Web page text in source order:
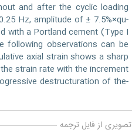
and after the cyclic loading
Hz, amplitude of ± 7.5%×qu-
with a Portland cement (Type I
following observations can be
axial strain shows a sharp
strain rate with the increment
destructuration of the-
تصویری از فایل ترجمه